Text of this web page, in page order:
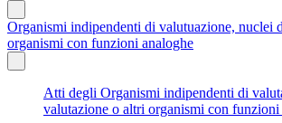
Organismi indipendenti di valutuazione, nuclei
organismi con funzioni analoghe
Atti degli Organismi indipendenti di
valutazione o altri organismi con funzioni